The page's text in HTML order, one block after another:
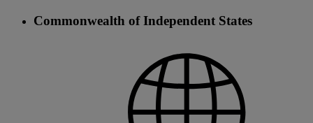
Commonwealth of Independent States